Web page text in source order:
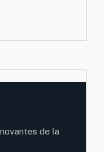
de la